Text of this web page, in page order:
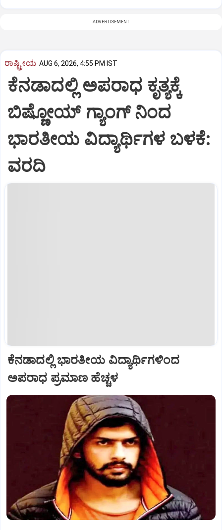
ADVERTISEMENT
ರಾಷ್ಟ್ರೀಯ AUG 6, 2026, 4:55 PM IST
ಕೆನಡಾದಲ್ಲಿ ಅಪರಾಧ ಕೃತ್ಯಕ್ಕೆ
ಬಿಷ್ಣೋಯ್ ಗ್ಯಾಂಗ್ ನಿಂದ
ಭಾರತೀಯ ವಿದ್ಯಾರ್ಥಿಗಳ ಬಳಕೆ:
ವರದಿ
ಕೆನಡಾದಲ್ಲಿ ಭಾರತೀಯ ವಿದ್ಯಾರ್ಥಿಗಳಿಂದ
ಅಪರಾಧ ಪ್ರಮಾಣ ಹೆಚ್ಚಳ